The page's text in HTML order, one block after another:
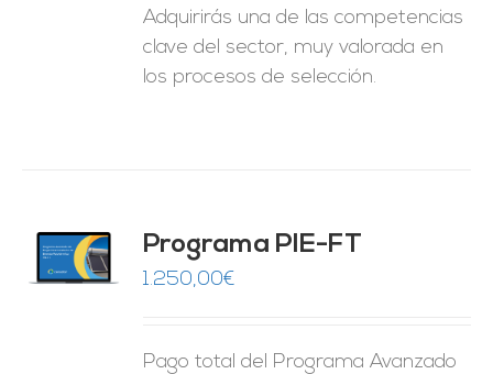
Adquirirás una de las competencias
clave del sector, muy valorada en
los procesos de selección.
Programa PIE-FT
1.250,00€
Pago total del Programa Avanzado